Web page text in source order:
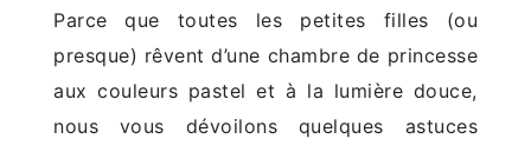
Parce que toutes les petites filles (ou
presque) rêvent d’une chambre de princesse
aux couleurs pastel et à la lumière douce,
nous vous dévoilons quelques astuces